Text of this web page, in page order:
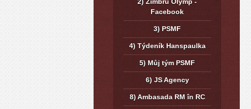
2) Zimbru Olymp -
Facebook
3) PSMF
4) Týdeník Hanspaulka
5) Můj tým PSMF
6) JS Agency
8) Ambasada RM în RC